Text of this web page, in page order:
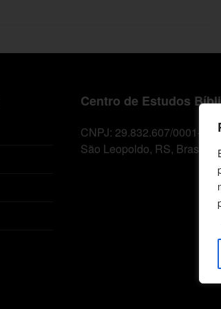
Centro de Estudos
CNPJ: 29.832.607/0001-10
São Leopoldo, RS, Brasil